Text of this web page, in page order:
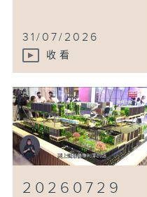
31/07/2026
收看
20260729